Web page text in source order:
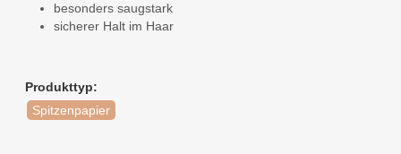
besonders saugstark
sicherer Halt im Haar
Produkttyp:
Spitzenpapier